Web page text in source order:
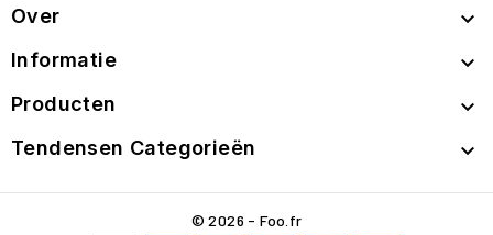
Over 
Informatie 
Producten 
Tendensen Categorieën 
© 2026 - Foo.fr